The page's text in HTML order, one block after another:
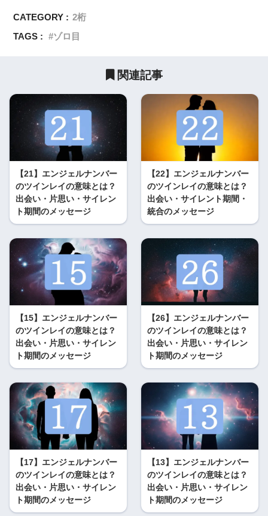
CATEGORY : 2桁
TAGS :
ゾロ目
関連記事
【21】エンジェルナンバー
のツインレイの意味とは？
出会い・片思い・サイレン
ト期間のメッセージ
【22】エンジェルナンバー
のツインレイの意味とは？
出会い・サイレント期間・
統合のメッセージ
【15】エンジェルナンバー
のツインレイの意味とは？
出会い・片思い・サイレン
ト期間のメッセージ
【26】エンジェルナンバー
のツインレイの意味とは？
出会い・片思い・サイレン
ト期間のメッセージ
【17】エンジェルナンバー
のツインレイの意味とは？
出会い・片思い・サイレン
ト期間のメッセージ
【13】エンジェルナンバー
のツインレイの意味とは？
出会い・片思い・サイレン
ト期間のメッセージ